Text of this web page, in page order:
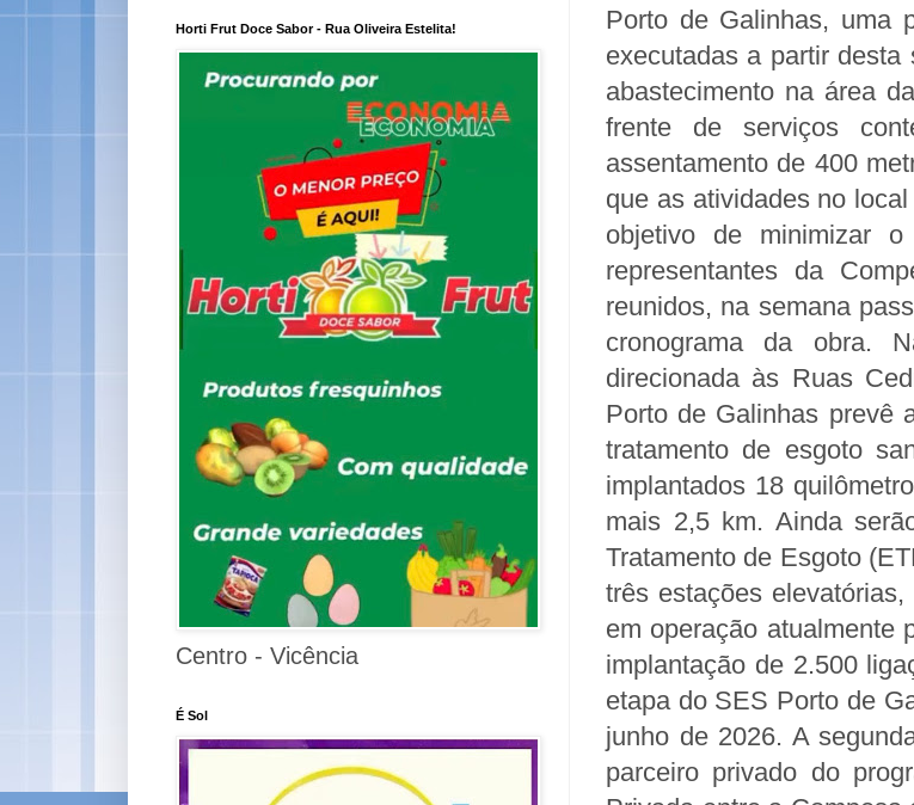
Porto de Galinhas, uma
executadas a partir
abastecimento na área
frente de serviços
assentamento de 400
que as atividades no
objetivo de minimizar
representantes da
reunidos, na semana
cronograma da obra.
direcionada às Ruas
Porto de Galinhas prevê
tratamento de esgoto
implantados 18
mais 2,5 km. Ainda
Tratamento de Esgoto
três estações
em operação atualmente
implantação de 2.500
etapa do SES Porto de
junho de 2026. A
parceiro privado do
Horti Frut Doce Sabor - Rua Oliveira Estelita!
Centro - Vicência
É Sol